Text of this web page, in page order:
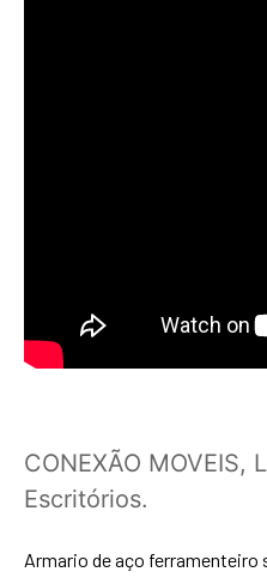
CONEXÃO MOVEIS,
Escritórios.
Armario de aço